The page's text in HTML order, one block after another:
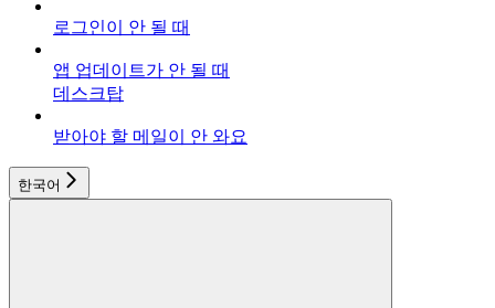
로그인이 안 될 때
앱 업데이트가 안 될 때
데스크탑
받아야 할 메일이 안 와요
한국어